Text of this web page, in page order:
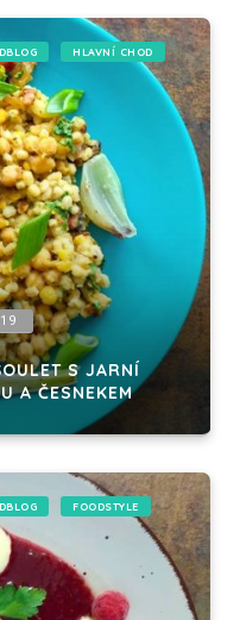
HLAVNÍ CHOD
S JARNÍ
A ČESNEKEM
FOODSTYLE